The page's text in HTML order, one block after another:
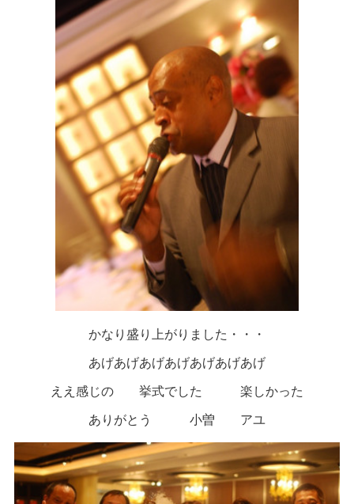
かなり盛り上がりました・・・
あげあげあげあげあげあげあげ
ええ感じの 挙式でした 楽しかった
ありがとう 小曽 アユ